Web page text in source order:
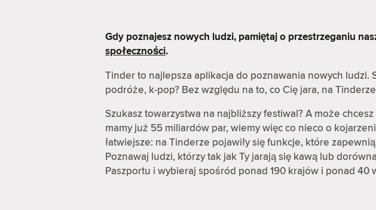
Gdy poznajesz nowych ludzi, pamiętaj o przestrzeganiu
społeczności.
Tinder to najlepsza aplikacja do poznawania nowych
podróże, k-pop? Bez względu na to, co Cię jara, na
Szukasz towarzystwa na najbliższy festiwal? A może
mamy już 55 miliardów par, wiemy więc co nieco o
łatwiejsze: na Tinderze pojawiły się funkcje, które
Poznawaj ludzi, którzy tak jak Ty jarają się kawą lub
Paszportu i wybieraj spośród ponad 190 krajów i ponad